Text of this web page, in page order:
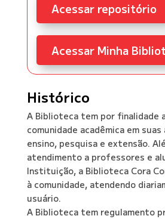
Acessar repositório
Acessar Minha
Histórico
A Biblioteca tem por finalidade
comunidade acadêmica em
ensino, pesquisa e extensão.
atendimento a professores e
Instituição, a Biblioteca Cora
à comunidade, atendendo
usuário.
A Biblioteca tem regulamento